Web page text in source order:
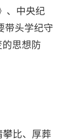
、中央纪
带头学纪守
思想防
比、厚葬